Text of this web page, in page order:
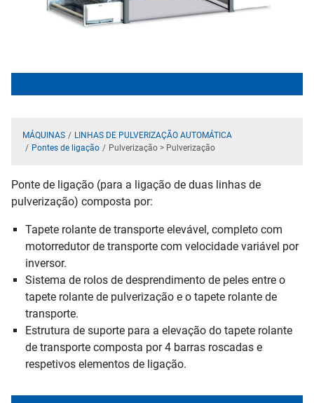
MÁQUINAS
LINHAS DE PULVERIZAÇÃO AUTOMÁTICA
Pontes de ligação
Pulverização > Pulverização
Ponte de ligação (para a ligação de duas linhas de
pulverização) composta por:
Tapete rolante de transporte elevável, completo com
motorredutor de transporte com velocidade variável por
inversor.
Sistema de rolos de desprendimento de peles entre o
tapete rolante de pulverização e o tapete rolante de
transporte.
Estrutura de suporte para a elevação do tapete rolante
de transporte composta por 4 barras roscadas e
respetivos elementos de ligação.